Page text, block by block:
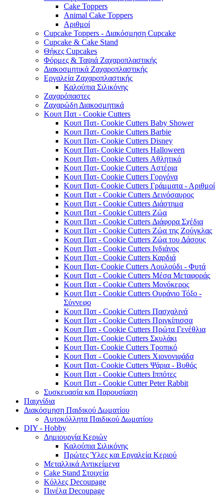
Cake Toppers
Animal Cake Toppers
Αριθμοί
Cupcake Toppers - Διακόσμηση Cupcake
Cupcake & Cake Stand
Θήκες Cupcakes
Φόρμες & Ταψιά Ζαχαροπλαστικής
Διακοσμητικά Ζαχαροπλαστικής
Εργαλεία Ζαχαροπλαστικής
Καλούπια Σιλικόνης
Ζαχαρόπαστες
Ζαχαρώδη Διακοσμητικά
Κουπ Πατ - Cookie Cutters
Κουπ Πατ- Cookie Cutters Baby Shower
Κουπ Πατ- Cookie Cutters Barbie
Κουπ Πατ- Cookie Cutters Disney
Κουπ Πατ- Cookie Cutters Halloween
Κουπ Πατ- Cookie Cutters Αθλητικά
Κουπ Πατ- Cookie Cutters Αστέρια
Κουπ Πατ- Cookie Cutters Γοργόνα
Κουπ Πατ- Cookie Cutters Γράμματα - Αριθμοί
Κουπ Πατ - Cookie Cutters Δεινόσαυρος
Κουπ Πατ - Cookie Cutters Διάστημα
Κουπ Πατ - Cookie Cutters Ζώα
Κουπ Πατ - Cookie Cutters Διάφορα Σχέδια
Κουπ Πατ - Cookie Cutters Ζώα της Ζούγκλας
Κουπ Πατ - Cookie Cutters Ζώα του Δάσους
Κουπ Πατ - Cookie Cutters Ινδιάνος
Κουπ Πατ - Cookie Cutters Καρδιά
Κουπ Πατ- Cookie Cutters Λουλούδι - Φυτά
Κουπ Πατ - Cookie Cutters Μέσα Μεταφοράς
Κουπ Πατ - Cookie Cutters Μονόκερος
Κουπ Πατ - Cookie Cutters Ουράνιο Τόξο -
Σύννεφο
Κουπ Πατ - Cookie Cutters Πασχαλινά
Κουπ Πατ - Cookie Cutters Πριγκίπισσα
Κουπ Πατ - Cookie Cutters Πρώτα Γενέθλια
Κουπ Πατ- Cookie Cutters Σκυλάκι
Κουπ Πατ- Cookie Cutters Τροπικό
Κουπ Πατ - Cookie Cutters Χιονονιφάδα
Κουπ Πατ- Cookie Cutters Ψάρια - Βυθός
Κουπ Πατ - Cookie Cutters Ιππότες
Κουπ Πατ - Cookie Cutter Peter Rabbit
Συσκευασία και Παρουσίαση
Παιχνίδια
Διακόσμηση Παιδικού Δωματίου
Αυτοκόλλητα Παιδικού Δωματίου
DIY - Hobby
Δημιουργία Κεριών
Καλούπια Σιλικόνης
Πρώτες Ύλες και Εργαλεία Κεριού
Μεταλλικά Αντικείμενα
Cake Stand Στοιχεία
Κόλλες Decoupage
Πινέλα Decoupage